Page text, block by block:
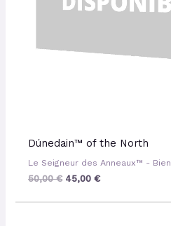
Dúnedain™ of the North
Le Seigneur des Anneaux™ - Bien
50,00€ 45,00 €